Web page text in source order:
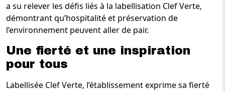
a su relever les défis liés à la labellisation Clef Verte,
démontrant qu’hospitalité et préservation de
l’environnement peuvent aller de pair.
Une fierté et une inspiration
pour tous
Labellisée Clef Verte, l’établissement exprime sa fierté